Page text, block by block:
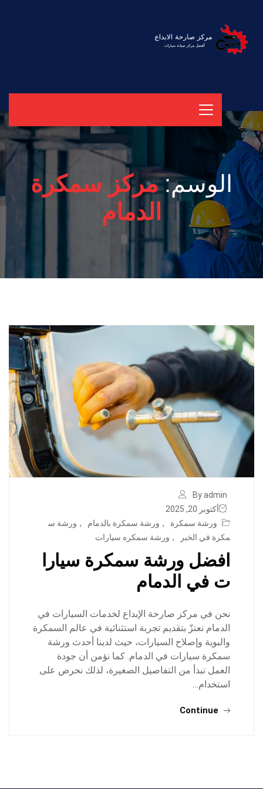
الوسم:مركز سمكرة
الدمام
By admin
أكتوبر 20, 2025
ورشة سمكرة
, ورشة سمكرة بالدمام , ورشة س
مكرة في الخبر
, ورشة سمكره سيارات
افضل ورشة سمكرة سيارا
ت في الدمام
نحن في مركز صارحة الإبداع لخدمات السيارات في
الدمام نعتزّ بتقديم تجربة استثنائية في عالم السمكرة
والبوية وإصلاح السيارات، حيث لدينا أحدث ورشة
سمكرة سيارات في الدمام. كما نؤمن أن جودة
العمل تبدأ من التفاصيل الصغيرة، لذلك نحرص على
استخدام…
Continue